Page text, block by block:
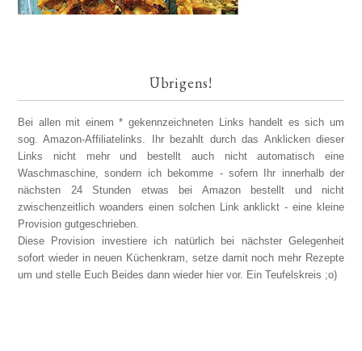
Übrigens!
Bei allen mit einem * gekennzeichneten Links handelt es sich um
sog. Amazon-Affiliatelinks. Ihr bezahlt durch das Anklicken dieser
Links nicht mehr und bestellt auch nicht automatisch eine
Waschmaschine, sondern ich bekomme - sofern Ihr innerhalb der
nächsten 24 Stunden etwas bei Amazon bestellt und nicht
zwischenzeitlich woanders einen solchen Link anklickt - eine kleine
Provision gutgeschrieben.
Diese Provision investiere ich natürlich bei nächster Gelegenheit
sofort wieder in neuen Küchenkram, setze damit noch mehr Rezepte
um und stelle Euch Beides dann wieder hier vor. Ein Teufelskreis ;o)